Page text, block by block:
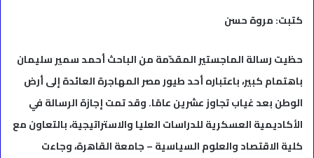
كتبت: مروة حسن
حظيت رسالة الماجستير المقدّمة من الباحث أحمد سمير سليمان
باهتمام كبير، باعتباره أحد طيور مصر المهاجرة العائدة إلى أرض
الوطن بعد غياب تجاوز عشرين عامًا. وقد تمت إجازة الرسالة في
الأكاديمية العسكرية للدراسات العليا والاستراتيجية، بالتعاون مع
كلية الاقتصاد والعلوم السياسية – جامعة القاهرة، وجاءت